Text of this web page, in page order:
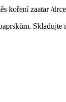
koření zaatar /